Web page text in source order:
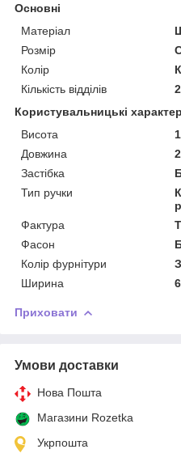
Основні
Матеріал
Розмір
Колір
Кількість відділів
2
Користувальницькі
Висота
Довжина
Застібка
Тип ручки
Фактура
Фасон
Колір фурнітури
Ширина
6
Приховати
Умови доставки
Нова Пошта
Магазини Rozetka
Укрпошта